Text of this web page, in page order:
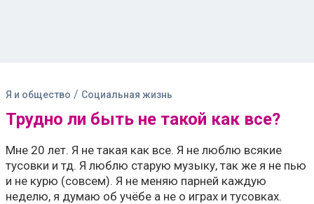
Я и общество / Социальная жизнь
Трудно ли быть не такой как все?
Мне 20 лет. Я не такая как все. Я не люблю всякие
тусовки и тд. Я люблю старую музыку, так же я не пью
и не курю (совсем). Я не меняю парней каждую
неделю, я думаю об учёбе а не о играх и тусовках.